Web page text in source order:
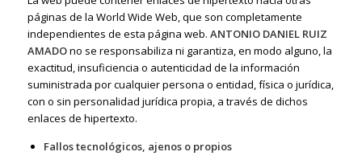
páginas de la World Wide Web, que son completamente
independientes de esta página web. ANTONIO DANIEL RUIZ
AMADOno se responsabiliza ni garantiza, en modo alguno, la
exactitud, insuficiencia o autenticidad de la información
suministrada por cualquier persona o entidad, física o jurídica,
con o sin personalidad jurídica propia, a través de dichos
enlaces de hipertexto.
Fallos tecnológicos, ajenos o propios